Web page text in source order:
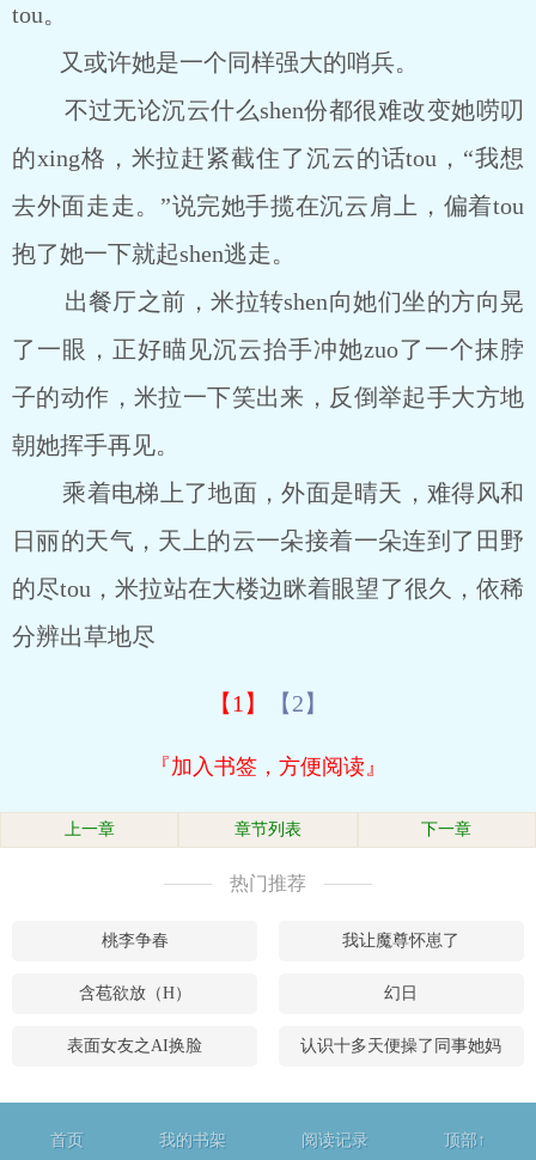
tou。
又或许她是一个同样强大的哨兵。
不过无论沉云什么shen份都很难改变她唠叨
的xing格，米拉赶紧截住了沉云的话tou，“我想
去外面走走。”说完她手揽在沉云肩上，偏着tou
抱了她一下就起shen逃走。
出餐厅之前，米拉转shen向她们坐的方向晃
了一眼，正好瞄见沉云抬手冲她zuo了一个抹脖
子的动作，米拉一下笑出来，反倒举起手大方地
朝她挥手再见。
乘着电梯上了地面，外面是晴天，难得风和
日丽的天气，天上的云一朵接着一朵连到了田野
的尽tou，米拉站在大楼边眯着眼望了很久，依稀
分辨出草地尽
【1】 【2】
『加入书签，方便阅读』
上一章 章节列表 下一章
热门推荐
桃李争春 我让魔尊怀崽了
含苞欲放（H） 幻日
表面女友之AI换脸 认识十多天便操了同事她妈
首页 我的书架 阅读记录 顶部↑